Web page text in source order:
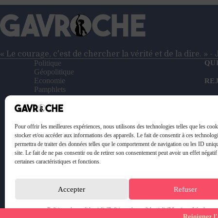
Pour offrir les meilleures expériences, nous utilisons des technologies telles que les
stocker et/ou accéder aux informations des appareils. Le fait de consentir à ces
permettra de traiter des données telles que le comportement de navigation ou les ID
site. Le fait de ne pas consentir ou de retirer son consentement peut avoir un effet
certaines caractéristiques et fonctions.
Accepter Refuser
Politique de confidentialitéPolitique de confidentialitéMentions Légales
« Le courage, c'est de chercher la vérité et de la dire. » -
Politique
Géopolitique
Economie
Pamphlets
Entretiens
Reportages
Le Petit Gavroche